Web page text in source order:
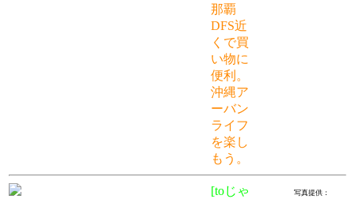
那覇
DFS近
くで買
い物に
便利。
沖縄ア
ーバン
ライフ
を楽し
もう。
[toじゃ
写真提供：